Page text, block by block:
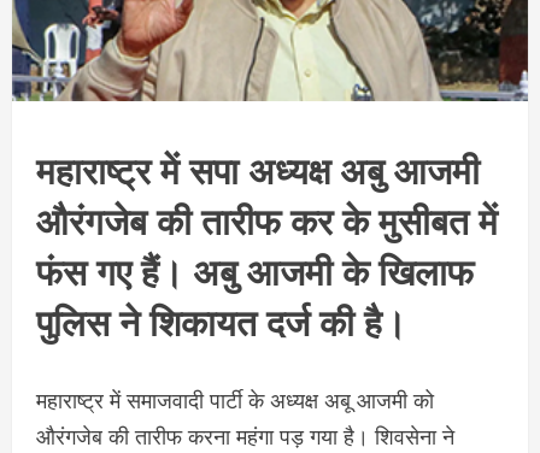
महाराष्ट्र में सपा अध्यक्ष अबु आजमी
औरंगजेब की तारीफ कर के मुसीबत में
फंस गए हैं। अबु आजमी के खिलाफ
पुलिस ने शिकायत दर्ज की है।
महाराष्ट्र में समाजवादी पार्टी के अध्यक्ष अबू आजमी को
औरंगजेब की तारीफ करना महंगा पड़ गया है। शिवसेना ने